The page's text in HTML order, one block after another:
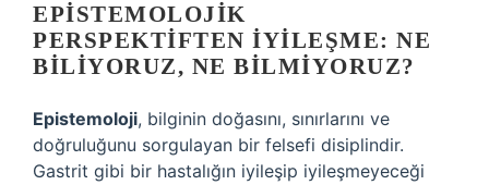
EPISTEMOLOJIK
PERSPEKTIFTEN İYILEŞME: NE
BILIYORUZ, NE BILMIYORUZ?
Epistemoloji, bilginin doğasını, sınırlarını ve
doğruluğunu sorgulayan bir felsefi disiplindir.
Gastrit gibi bir hastalığın iyileşip iyileşmeyeceği